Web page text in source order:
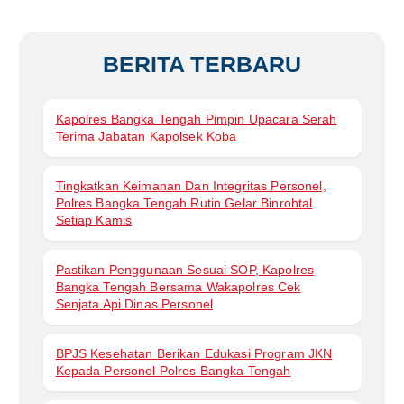
BERITA TERBARU
Kapolres Bangka Tengah Pimpin Upacara Serah
Terima Jabatan Kapolsek Koba
Tingkatkan Keimanan Dan Integritas Personel,
Polres Bangka Tengah Rutin Gelar Binrohtal
Setiap Kamis
Pastikan Penggunaan Sesuai SOP, Kapolres
Bangka Tengah Bersama Wakapolres Cek
Senjata Api Dinas Personel
BPJS Kesehatan Berikan Edukasi Program JKN
Kepada Personel Polres Bangka Tengah